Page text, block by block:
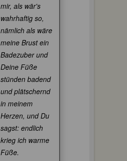
mir, als wär's
wahrhaftig so,
nämlich als wäre
meine Brust ein
Badezuber und
Deine Füße
stünden badend
und plätschernd
in meinem
Herzen, und Du
sagst: endlich
krieg ich warme
Füße.